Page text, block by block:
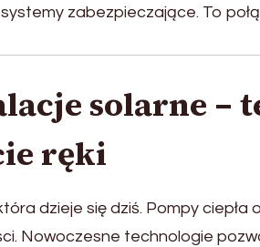
zabezpieczające. To
solarne –
ręki
dzieje się dziś. Pompy
Nowoczesne technologie